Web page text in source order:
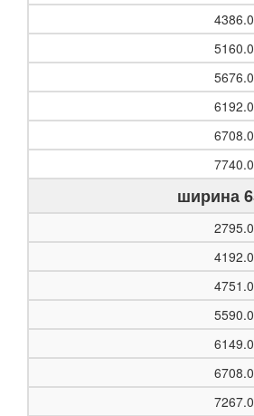
ширина